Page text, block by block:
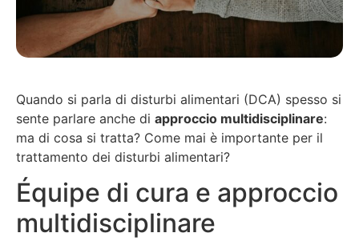
Quando si parla di disturbi alimentari (DCA) spesso si
sente parlare anche di approccio multidisciplinare:
ma di cosa si tratta? Come mai è importante per il
trattamento dei disturbi alimentari?
Équipe di cura e approccio
multidisciplinare